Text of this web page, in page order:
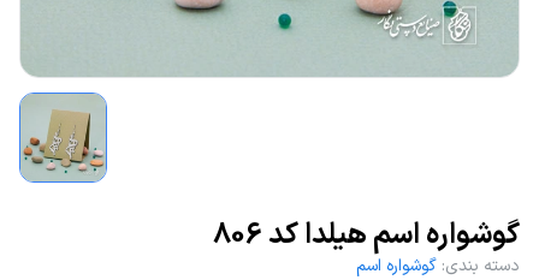
گوشواره اسم هیلدا کد 806
دسته بندی: گوشواره اسم